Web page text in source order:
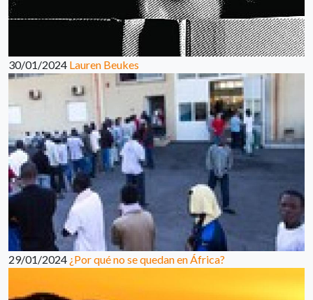
30/01/2024 Lauren Beukes
29/01/2024 ¿Por qué no se quedan en África?